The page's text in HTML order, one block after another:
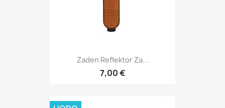
Zaden Reflektor Za...
7,00 €